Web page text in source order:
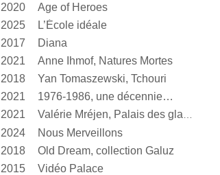
2020
Age of Heroes
2025
L’École idéale
2017
Diana
2021 Anne Ihmof, Natures Mortes
2018
Yan Tomaszewski, Tchouri
2021 1976-1986, une décennie…
2021 Valérie Mréjen, Palais des glaces
2024
Nous Merveillons
2018
Old Dream, collection Galuz
2015
Vidéo Palace